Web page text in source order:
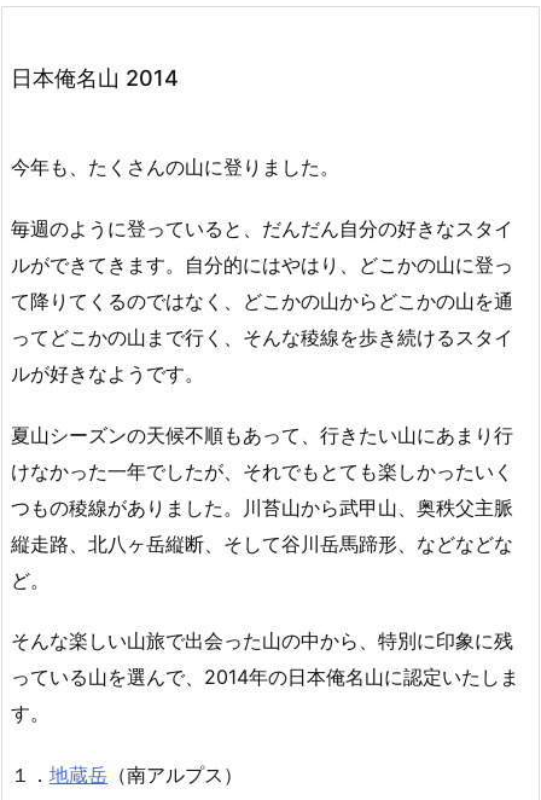
日本俺名山 2014
今年も、たくさんの山に登りました。
毎週のように登っていると、だんだん自分の好きなスタイ
ルができてきます。自分的にはやはり、どこかの山に登っ
て降りてくるのではなく、どこかの山からどこかの山を通
ってどこかの山まで行く、そんな稜線を歩き続けるスタイ
ルが好きなようです。
夏山シーズンの天候不順もあって、行きたい山にあまり行
けなかった一年でしたが、それでもとても楽しかったいく
つもの稜線がありました。川苔山から武甲山、奥秩父主脈
縦走路、北八ヶ岳縦断、そして谷川岳馬蹄形、などなどな
ど。
そんな楽しい山旅で出会った山の中から、特別に印象に残
っている山を選んで、2014年の日本俺名山に認定いたしま
す。
１． 地蔵岳 （南アルプス）